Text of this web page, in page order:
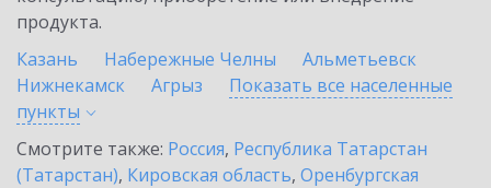
продукта.
Казань
Набережные Челны
Альметьевск
Нижнекамск
Агрыз
Показать все населенные
пункты
Смотрите также: Россия, Республика Татарстан
(Татарстан), Кировская область, Оренбургская